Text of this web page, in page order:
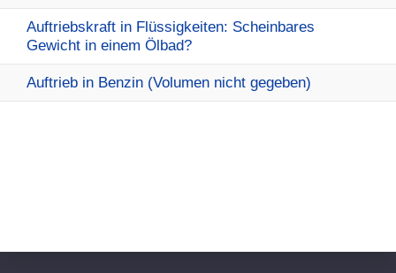
Auftriebskraft in Flüssigkeiten: Scheinbares
Gewicht in einem Ölbad?
Auftrieb in Benzin (Volumen nicht gegeben)